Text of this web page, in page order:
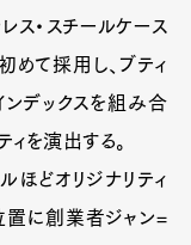
ス・スチールケース
て採用し、ブティ
デックスを組み合
を演出する。
ほどオリジナリティ
置に創業者ジャン=